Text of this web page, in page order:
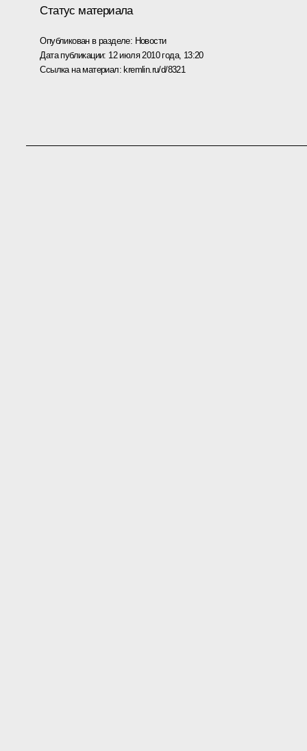
Статус материала
Опубликован в разделе: Новости
Дата публикации: 12 июля 2010 года, 13:20
Ссылка на материал: kremlin.ru/d/8321